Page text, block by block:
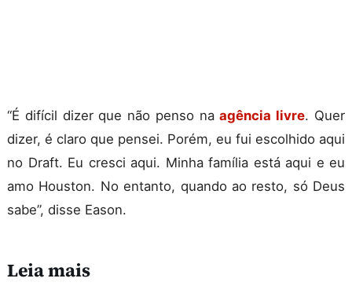
“É difícil dizer que não penso naagência livre. Quer
dizer, é claro que pensei. Porém, eu fui escolhido aqui
no Draft. Eu cresci aqui. Minha família está aqui e eu
amo Houston. No entanto, quando ao resto, só Deus
sabe”, disse Eason.
Leia mais